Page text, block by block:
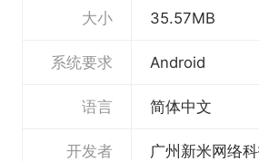
事，支持一键分享和冲印。
【照片冲印】照片打印，超低
大小 35.57MB
系统要求 Android
语言 简体中文
开发者 广州新米网络